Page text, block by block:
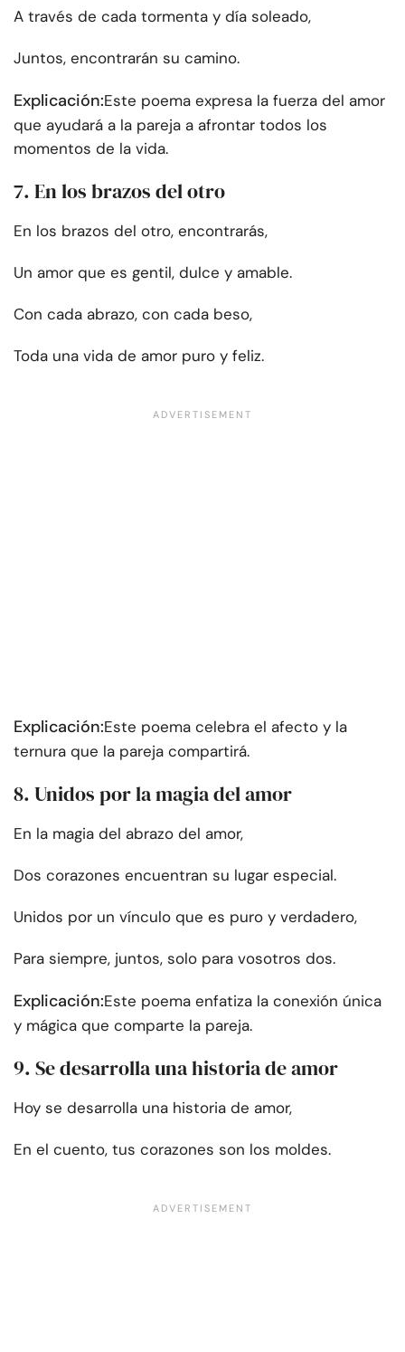
A través de cada tormenta y día soleado,
Juntos, encontrarán su camino.
Explicación:Este poema expresa la fuerza del amor
que ayudará a la pareja a afrontar todos los
momentos de la vida.
7. En los brazos del otro
En los brazos del otro, encontrarás,
Un amor que es gentil, dulce y amable.
Con cada abrazo, con cada beso,
Toda una vida de amor puro y feliz.
Explicación:Este poema celebra el afecto y la
ternura que la pareja compartirá.
8. Unidos por la magia del amor
En la magia del abrazo del amor,
Dos corazones encuentran su lugar especial.
Unidos por un vínculo que es puro y verdadero,
Para siempre, juntos, solo para vosotros dos.
Explicación:Este poema enfatiza la conexión única
y mágica que comparte la pareja.
9. Se desarrolla una historia de amor
Hoy se desarrolla una historia de amor,
En el cuento, tus corazones son los moldes.